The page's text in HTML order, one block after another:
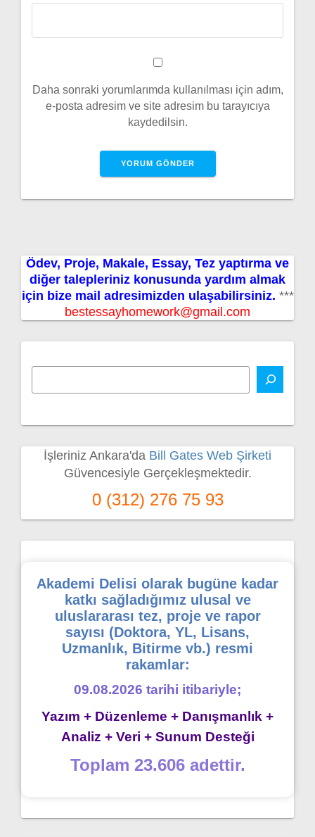
Daha sonraki yorumlarımda kullanılması için adım,
e-posta adresim ve site adresim bu tarayıcıya
kaydedilsin.
Ödev, Proje, Makale, Essay, Tez yaptırma ve
diğer talepleriniz konusunda yardım almak
için bize mail adresimizden ulaşabilirsiniz. ***
bestessayhomework@gmail.com
İşleriniz Ankara'da Bill Gates Web Şirketi
Güvencesiyle Gerçekleşmektedir.
0 (312) 276 75 93
Akademi Delisi olarak bugüne kadar
katkı sağladığımız ulusal ve
uluslararası tez, proje ve rapor
sayısı (Doktora, YL, Lisans,
Uzmanlık, Bitirme vb.) resmi
rakamlar:
09.08.2026 tarihi itibariyle;
Yazım + Düzenleme + Danışmanlık +
Analiz + Veri + Sunum Desteği
Toplam 23.606 adettir.